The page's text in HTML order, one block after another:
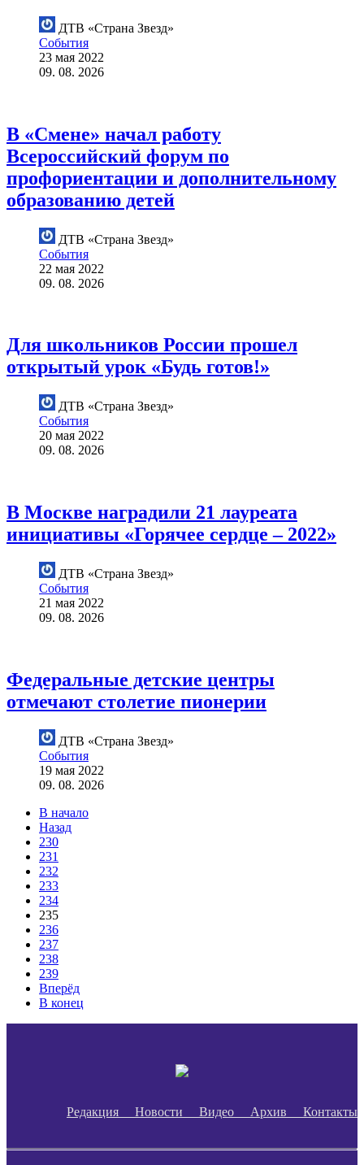
ДТВ «Страна Звезд»
События
23 мая 2022
09. 08. 2026
В «Смене» начал работу
Всероссийский форум по
профориентации и дополнительному
образованию детей
ДТВ «Страна Звезд»
События
22 мая 2022
09. 08. 2026
Для школьников России прошел
открытый урок «Будь готов!»
ДТВ «Страна Звезд»
События
20 мая 2022
09. 08. 2026
В Москве наградили 21 лауреата
инициативы «Горячее сердце – 2022»
ДТВ «Страна Звезд»
События
21 мая 2022
09. 08. 2026
Федеральные детские центры
отмечают столетие пионерии
ДТВ «Страна Звезд»
События
19 мая 2022
09. 08. 2026
В начало
Назад
230
231
232
233
234
235
236
237
238
239
Вперёд
В конец
Редакция Новости Видео Архив Контакты